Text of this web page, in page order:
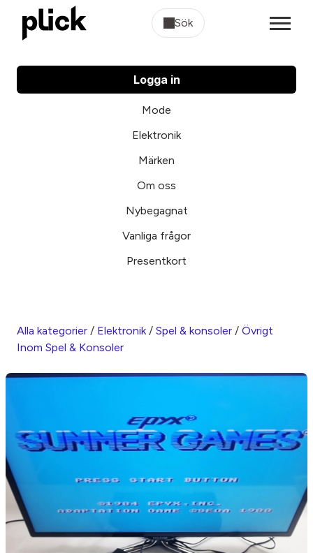
Sök
Logga in
Mode
Elektronik
Märken
Om oss
Nybegagnat
Vanliga frågor
Presentkort
Alla kategorier / Elektronik/ Spel & konsoler / Övrigt
Inom Spel & Konsoler